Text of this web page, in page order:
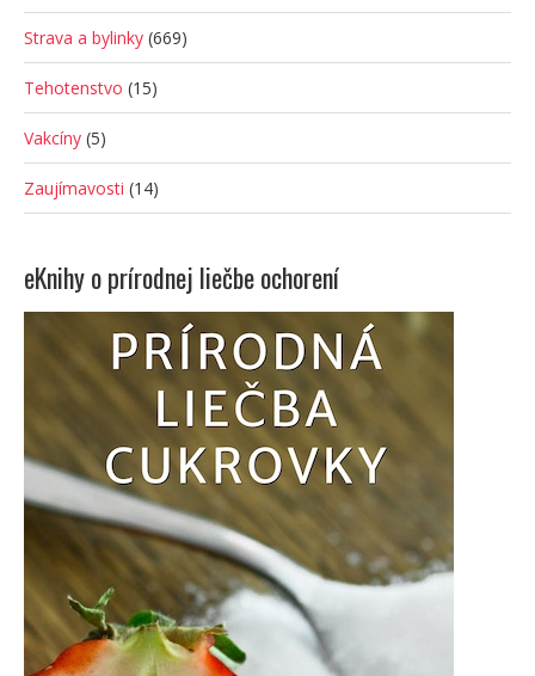
Strava a bylinky (669)
Tehotenstvo (15)
Vakcíny (5)
Zaujímavosti (14)
eKnihy o prírodnej liečbe ochorení